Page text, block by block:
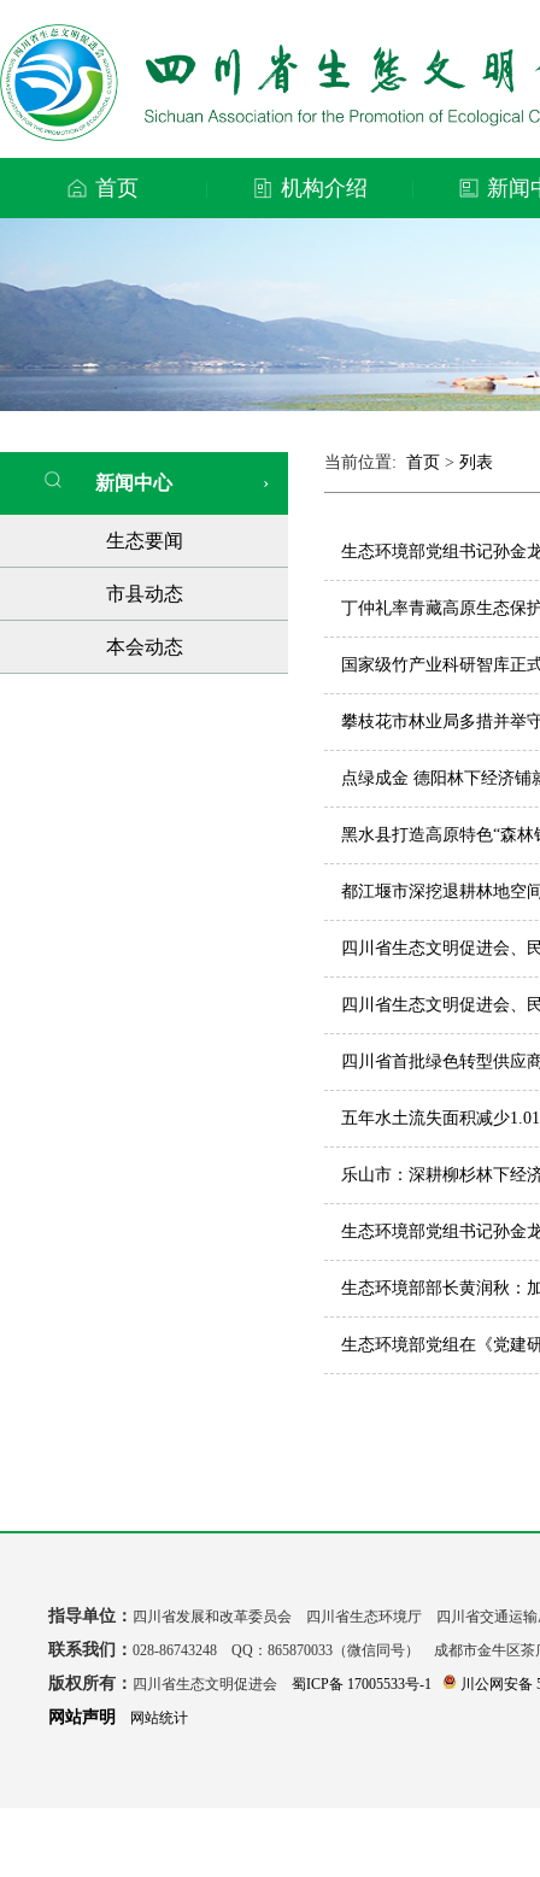
首页 机构介绍 新闻
新闻中心 ›
生态要闻
市县动态
本会动态
当前位置: 首页 > 列表
生态环境部党组书记孙金
丁仲礼率青藏高原生态保
国家级竹产业科研智库正
攀枝花市林业局多措并举
点绿成金 德阳林下经济铺
黑水县打造高原特色“森
都江堰市深挖退耕林地空
四川省生态文明促进会、
四川省生态文明促进会、
四川省首批绿色转型供应
五年水土流失面积减少
乐山市：深耕柳杉林下经
生态环境部党组书记孙金
生态环境部部长黄润秋：
生态环境部党组在《党建
指导单位： 四川省发展和改革委员会 四川省生态环境厅 四川省交通运
联系我们： 028-86743248 QQ：865870033（微信同号） 成都市金牛区
版权所有： 四川省生态文明促进会 蜀ICP备 17005533号-1 川公网安备
网站声明 网站统计